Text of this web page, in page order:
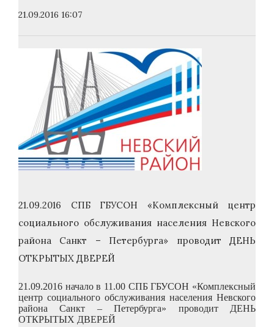
21.09.2016 16:07
21.09.2016 СПБ ГБУСОН «Комплексный центр
социального обслуживания населения Невского
района Санкт – Петербурга» проводит ДЕНЬ
ОТКРЫТЫХ ДВЕРЕЙ
21.09.2016 начало в 11.00 СПБ ГБУСОН «Комплексный
центр социального обслуживания населения Невского
района Санкт – Петербурга» проводит ДЕНЬ
ОТКРЫТЫХ ДВЕРЕЙ